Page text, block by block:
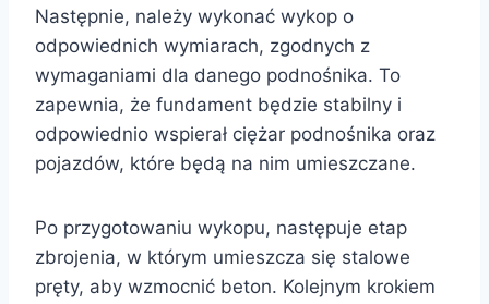
Następnie, należy wykonać wykop o
odpowiednich wymiarach, zgodnych z
wymaganiami dla danego podnośnika. To
zapewnia, że fundament będzie stabilny i
odpowiednio wspierał ciężar podnośnika oraz
pojazdów, które będą na nim umieszczane.
Po przygotowaniu wykopu, następuje etap
zbrojenia, w którym umieszcza się stalowe
pręty, aby wzmocnić beton. Kolejnym krokiem